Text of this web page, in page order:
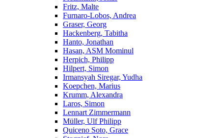
Fritz, Malte
Furnaro-Lobos, Andrea
Graser, Georg
Hackenberg, Tabitha
Hanto, Jonathan
Hasan, ASM Mominul
Herpich, Philipp
Hilpert, Simon
Irmansyah Siregar, Yudha
Koepchen, Marius
Krumm, Alexandra
Laros, Simon
Lennart Zimmermann
Müller, Ulf Philipp
Quiceno Soto, Grace